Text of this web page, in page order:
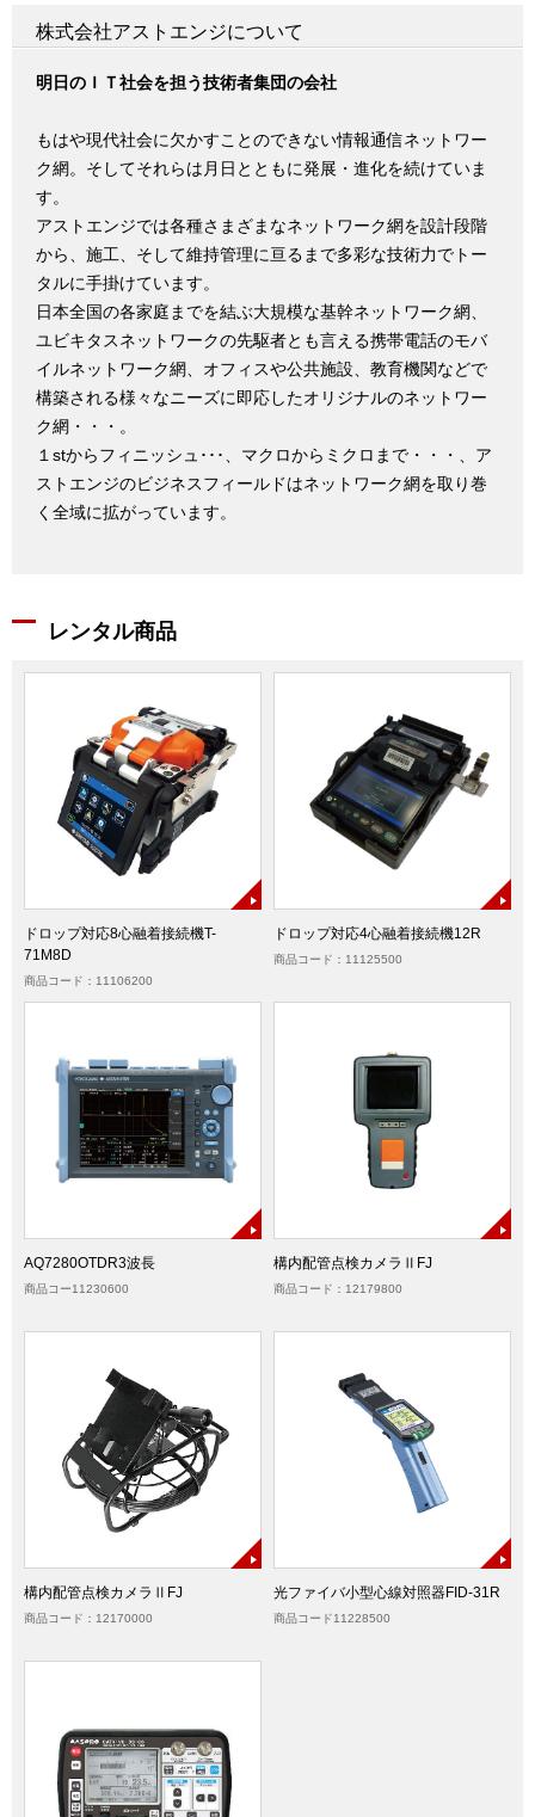
株式会社アストエンジについて
明日のＩＴ社会を担う技術者集団の会社
もはや現代社会に欠かすことのできない情報通信ネットワー
ク網。そしてそれらは月日とともに発展・進化を続けていま
す。
アストエンジでは各種さまざまなネットワーク網を設計段階
から、施工、そして維持管理に亘るまで多彩な技術力でトー
タルに手掛けています。
日本全国の各家庭までを結ぶ大規模な基幹ネットワーク網、
ユビキタスネットワークの先駆者とも言える携帯電話のモバ
イルネットワーク網、オフィスや公共施設、教育機関などで
構築される様々なニーズに即応したオリジナルのネットワー
ク網・・・。
１stからフィニッシュ･･･、マクロからミクロまで・・・、ア
ストエンジのビジネスフィールドはネットワーク網を取り巻
く全域に拡がっています。
レンタル商品
ドロップ対応8心融着接続機T-
71M8D
商品コード：11106200
ドロップ対応4心融着接続機12R
商品コード：11125500
AQ7280OTDR3波長
商品コー11230600
構内配管点検カメラⅡFJ
商品コード：12179800
構内配管点検カメラⅡFJ
商品コード：12170000
光ファイバ小型心線対照器FID-31R
商品コード11228500